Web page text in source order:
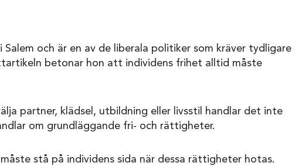
Salem och är en av de liberala politiker som kräver tydligare
betonar hon att individens frihet alltid måste
partner, klädsel, utbildning eller livsstil handlar det inte
om grundläggande fri- och rättigheter.
stå på individens sida när dessa rättigheter hotas.